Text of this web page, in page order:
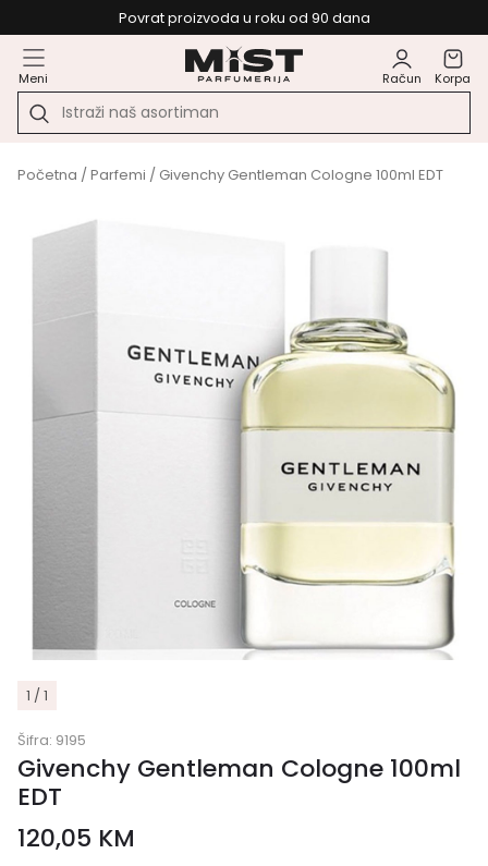
Povrat proizvoda u roku od 90 dana
Meni Račun Korpa
Početna /Parfemi / Givenchy Gentleman Cologne 100ml EDT
1 / 1
Šifra: 9195
Givenchy Gentleman Cologne 100ml
EDT
120,05 KM